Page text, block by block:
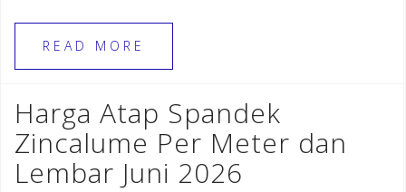
c
e
b
o
o
k
e
gr
a
m
te
e
st
READ MORE
Harga Atap Spandek
Zincalume Per Meter dan
Lembar Juni 2026